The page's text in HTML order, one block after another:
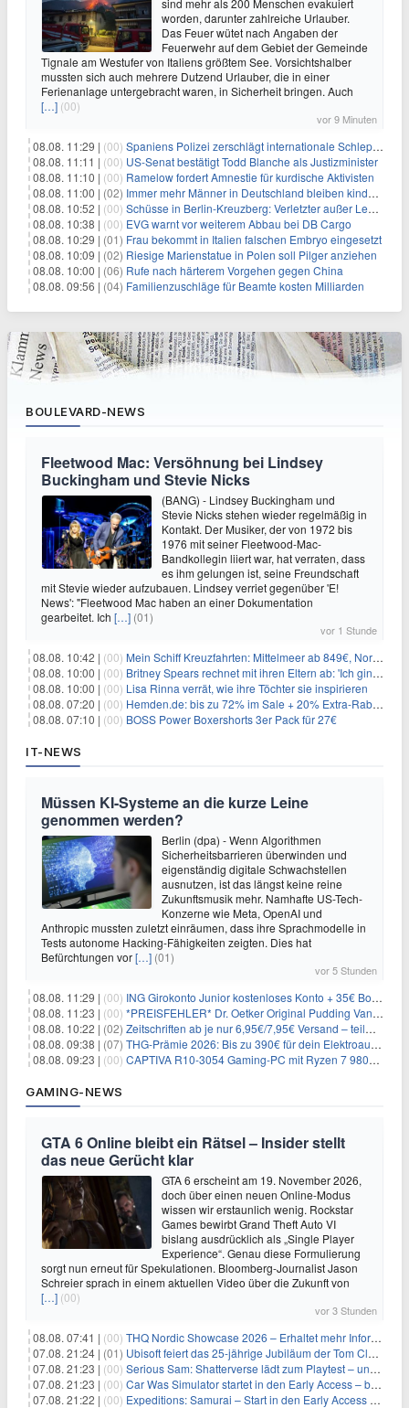
sind mehr als 200 Menschen evakuiert
worden, darunter zahlreiche Urlauber.
Das Feuer wütet nach Angaben der
Feuerwehr auf dem Gebiet der Gemeinde
Tignale am Westufer von Italiens größtem See. Vorsichtshalber
mussten sich auch mehrere Dutzend Urlauber, die in einer
Ferienanlage untergebracht waren, in Sicherheit bringen. Auch
[…] (00)
vor 9 Minuten
08.08. 11:29 | (00) Spaniens Polizei zerschlägt internationale Schlepperbande
08.08. 11:11 | (00) US-Senat bestätigt Todd Blanche als Justizminister
08.08. 11:10 | (00) Ramelow fordert Amnestie für kurdische Aktivisten
08.08. 11:00 | (02) Immer mehr Männer in Deutschland bleiben kinderlos
08.08. 10:52 | (00) Schüsse in Berlin-Kreuzberg: Verletzter außer Lebensgefahr
08.08. 10:38 | (00) EVG warnt vor weiterem Abbau bei DB Cargo
08.08. 10:29 | (01) Frau bekommt in Italien falschen Embryo eingesetzt
08.08. 10:09 | (02) Riesige Marienstatue in Polen soll Pilger anziehen
08.08. 10:00 | (06) Rufe nach härterem Vorgehen gegen China
08.08. 09:56 | (04) Familienzuschläge für Beamte kosten Milliarden
BOULEVARD-NEWS
Fleetwood Mac: Versöhnung bei Lindsey
Buckingham und Stevie Nicks
(BANG) - Lindsey Buckingham und
Stevie Nicks stehen wieder regelmäßig in
Kontakt. Der Musiker, der von 1972 bis
1976 mit seiner Fleetwood-Mac-
Bandkollegin liiert war, hat verraten, dass
es ihm gelungen ist, seine Freundschaft
mit Stevie wieder aufzubauen. Lindsey verriet gegenüber 'E!
News': "Fleetwood Mac haben an einer Dokumentation
gearbeitet. Ich […] (01)
vor 1 Stunde
08.08. 10:42 | (00) Mein Schiff Kreuzfahrten: Mittelmeer ab 849€, Norwegen ab 999€ p.P.
08.08. 10:00 | (00) Britney Spears rechnet mit ihren Eltern ab: 'Ich ging zwei Monate lang auf die Knie und weinte'
08.08. 10:00 | (00) Lisa Rinna verrät, wie ihre Töchter sie inspirieren
08.08. 07:20 | (00) Hemden.de: bis zu 72% im Sale + 20% Extra-Rabatt dank Gutschein
08.08. 07:10 | (00) BOSS Power Boxershorts 3er Pack für 27€
IT-NEWS
Müssen KI-Systeme an die kurze Leine
genommen werden?
Berlin (dpa) - Wenn Algorithmen
Sicherheitsbarrieren überwinden und
eigenständig digitale Schwachstellen
ausnutzen, ist das längst keine reine
Zukunftsmusik mehr. Namhafte US-Tech-
Konzerne wie Meta, OpenAI und
Anthropic mussten zuletzt einräumen, dass ihre Sprachmodelle in
Tests autonome Hacking-Fähigkeiten zeigten. Dies hat
Befürchtungen vor[…] (01)
vor 5 Stunden
08.08. 11:29 | (00) ING Girokonto Junior kostenloses Konto + 35€ Bonus
08.08. 11:23 | (00) *PREISFEHLER* Dr. Oetker Original Pudding Vanille 22er-Pack für 2,97€
08.08. 10:22 | (02) Zeitschriften ab je nur 6,95€/7,95€ Versand – teilweise selbstkündigend!
08.08. 09:38 | (07) THG-Prämie 2026: Bis zu 390€ für dein Elektroauto mit geld-fuer-eAuto.de
08.08. 09:23 | (00) CAPTIVA R10-3054 Gaming-PC mit Ryzen 7 9800X3D und RTX 5080 für 2.599€
GAMING-NEWS
GTA 6 Online bleibt ein Rätsel – Insider stellt
das neue Gerücht klar
GTA 6 erscheint am 19. November 2026,
doch über einen neuen Online-Modus
wissen wir erstaunlich wenig. Rockstar
Games bewirbt Grand Theft Auto VI
bislang ausdrücklich als „Single Player
Experience“. Genau diese Formulierung
sorgt nun erneut für Spekulationen. Bloomberg-Journalist Jason
Schreier sprach in einem aktuellen Video über die Zukunft von
[…] (00)
vor 3 Stunden
08.08. 07:41 | (00) THQ Nordic Showcase 2026 – Erhaltet mehr Informationen
07.08. 21:24 | (01) Ubisoft feiert das 25-jährige Jubiläum der Tom Clancy’s Ghost Recon-Reihe
07.08. 21:23 | (00) Serious Sam: Shatterverse lädt zum Playtest – und erscheint schon bald!
07.08. 21:23 | (00) Car Was Simulator startet in den Early Access – bald gehts los!
07.08. 21:22 | (00) Expeditions: Samurai – Start in den Early Access ab heute im feudalen Japan